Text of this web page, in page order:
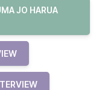
JO HARUA